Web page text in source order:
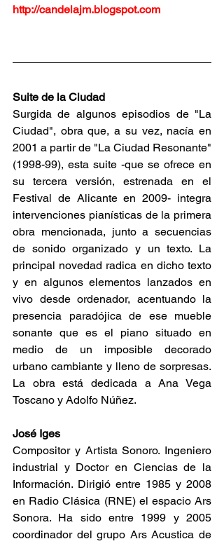
http://candelajm.blogspot.com
Suite de la Ciudad
Surgida de algunos episodios de "La
Ciudad", obra que, a su vez, nacía en
2001 a partir de "La Ciudad Resonante"
(1998-99), esta suite -que se ofrece en
su tercera versión, estrenada en el
Festival de Alicante en 2009- integra
intervenciones pianísticas de la primera
obra mencionada, junto a secuencias
de sonido organizado y un texto. La
principal novedad radica en dicho texto
y en algunos elementos lanzados en
vivo desde ordenador, acentuando la
presencia paradójica de ese mueble
sonante que es el piano situado en
medio de un imposible decorado
urbano cambiante y lleno de sorpresas.
La obra está dedicada a Ana Vega
Toscano y Adolfo Núñez.
José Iges
Compositor y Artista Sonoro. Ingeniero
industrial y Doctor en Ciencias de la
Información. Dirigió entre 1985 y 2008
en Radio Clásica (RNE) el espacio Ars
Sonora. Ha sido entre 1999 y 2005
coordinador del grupo Ars Acustica de